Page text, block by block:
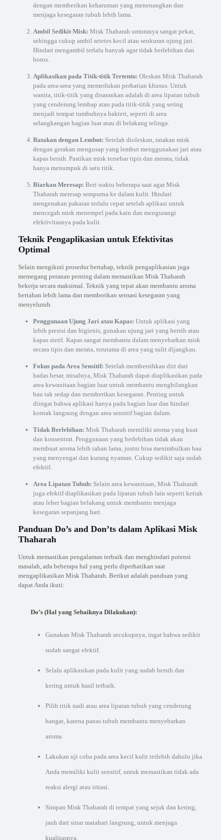
dengan memberikan keharuman yang menenangkan dan
menjaga kesegaran tubuh lebih lama.
Ambil Sedikit Misk: Misk Thaharah umumnya sangat pekat,
sehingga cukup ambil setetes kecil atau seukuran ujung jari.
Hindari mengambil terlalu banyak agar tidak berlebihan dan
boros.
Aplikasikan pada Titik-titik Tertentu: Oleskan Misk Thaharah
pada area-area yang memerlukan perhatian khusus. Untuk
wanita, titik-titik yang disarankan adalah di area lipatan tubuh
yang cenderung lembap atau pada titik-titik yang sering
menjadi tempat tumbuhnya bakteri, seperti di area
selangkangan bagian luar atau di belakang telinga.
Ratakan dengan Lembut: Setelah dioleskan, ratakan misk
dengan gerakan mengusap yang lembut menggunakan jari atau
kapas bersih. Pastikan misk tersebar tipis dan merata, tidak
hanya menumpuk di satu titik.
Biarkan Meresap: Beri waktu beberapa saat agar Misk
Thaharah meresap sempurna ke dalam kulit. Hindari
mengenakan pakaian terlalu cepat setelah aplikasi untuk
mencegah misk menempel pada kain dan mengurangi
efektivitasnya pada kulit.
Teknik Pengaplikasian untuk Efektivitas
Optimal
Selain mengikuti prosedur bertahap, teknik pengaplikasian juga
memegang peranan penting dalam memastikan Misk Thaharah
bekerja secara maksimal. Teknik yang tepat akan membantu aroma
bertahan lebih lama dan memberikan sensasi kesegaran yang
menyeluruh.
Penggunaan Ujung Jari atau Kapas: Untuk aplikasi yang
lebih presisi dan higienis, gunakan ujung jari yang bersih atau
kapas steril. Kapas sangat membantu dalam menyebarkan misk
secara tipis dan merata, terutama di area yang sulit dijangkau.
Fokus pada Area Sensitif: Setelah membersihkan diri dari
hadas besar, misalnya, Misk Thaharah dapat diaplikasikan pada
area kewanitaan bagian luar untuk membantu menghilangkan
bau tak sedap dan memberikan kesegaran. Penting untuk
diingat bahwa aplikasi hanya pada bagian luar dan hindari
kontak langsung dengan area sensitif bagian dalam.
Tidak Berlebihan: Misk Thaharah memiliki aroma yang kuat
dan konsentrat. Penggunaan yang berlebihan tidak akan
membuat aroma lebih tahan lama, justru bisa menimbulkan bau
yang menyengat dan kurang nyaman. Cukup sedikit saja sudah
efektif.
Area Lipatan Tubuh: Selain area kewanitaan, Misk Thaharah
juga efektif diaplikasikan pada lipatan tubuh lain seperti ketiak
atau leher bagian belakang untuk membantu menjaga
kesegaran sepanjang hari.
Panduan Do’s and Don’ts dalam Aplikasi Misk
Thaharah
Untuk memastikan pengalaman terbaik dan menghindari potensi
masalah, ada beberapa hal yang perlu diperhatikan saat
mengaplikasikan Misk Thaharah. Berikut adalah panduan yang
dapat Anda ikuti:
Do’s (Hal yang Sebaiknya Dilakukan):
Gunakan Misk Thaharah secukupnya, ingat bahwa sedikit
sudah sangat efektif.
Selalu aplikasikan pada kulit yang sudah bersih dan
kering untuk hasil terbaik.
Pilih titik nadi atau area lipatan tubuh yang cenderung
hangat, karena panas tubuh membantu menyebarkan
aroma.
Lakukan uji coba pada area kecil kulit terlebih dahulu jika
Anda memiliki kulit sensitif, untuk memastikan tidak ada
reaksi alergi atau iritasi.
Simpan Misk Thaharah di tempat yang sejuk dan kering,
jauh dari sinar matahari langsung, untuk menjaga
kualitasnya.